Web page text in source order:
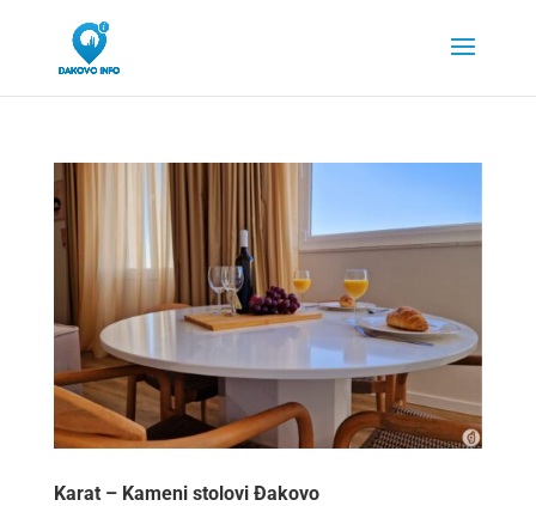
Karat – Kameni stolovi Đakovo